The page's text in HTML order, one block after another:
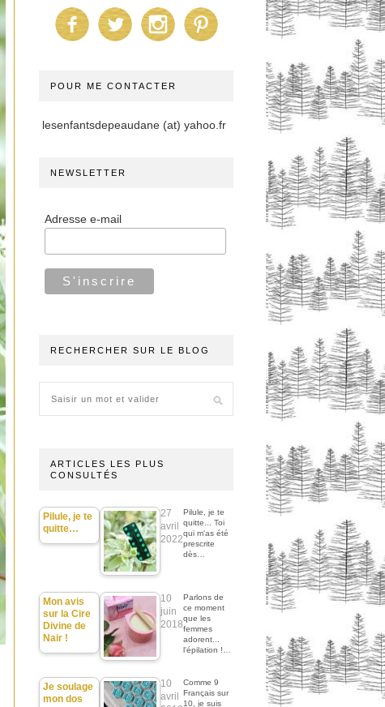
POUR ME CONTACTER
lesenfantsdepeaudane (at) yahoo.fr
NEWSLETTER
Adresse e-mail
RECHERCHER SUR LE BLOG
ARTICLES LES PLUS
CONSULTÉS
Pilule, je te
quitte…
27
avril
2022
Pilule, je te
quitte... Toi
qui m'as été
prescrite
dès…
Mon avis
sur la Cire
Divine de
Nair !
10
juin
2018
Parlons de
ce moment
que les
femmes
adorent...
l'épilation !…
Je soulage
mon dos
10
avril
Comme 9
Français sur
10, je suis